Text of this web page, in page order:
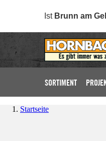
Ist Brunn am
SORTIMENT
Startseite